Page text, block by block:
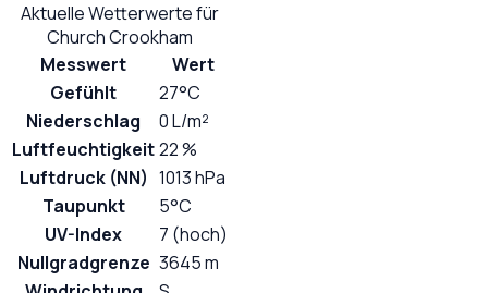
Aktuelle Wetterwerte für
Church Crookham
Messwert
Wert
Gefühlt
27°C
Niederschlag
0 L/m²
Luftfeuchtigkeit22 %
Luftdruck (NN) 1013 hPa
Taupunkt
5°C
UV-Index
7 (hoch)
Nullgradgrenze 3645 m